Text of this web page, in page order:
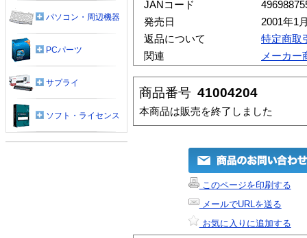
JANコード
発売日
2001年1
返品について
特定商取
関連
メーカー
商品番号 41004204
本商品は販売を終了しました
このページを印刷する
メールでURLを送る
お気に入りに追加する
パソコン・周辺機器
PCパーツ
サプライ
ソフト・ライセンス